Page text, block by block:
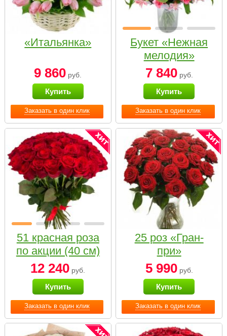
Заказать в один клик
«Итальянка»
9 860 руб.
Купить
Заказать в один клик
Букет «Нежная
мелодия»
7 840руб.
Купить
Заказать в один клик
51 красная роза
по акции (40 см)
12 240 руб.
Купить
Заказать в один клик
25 роз «Гран-
при»
5 990руб.
Купить